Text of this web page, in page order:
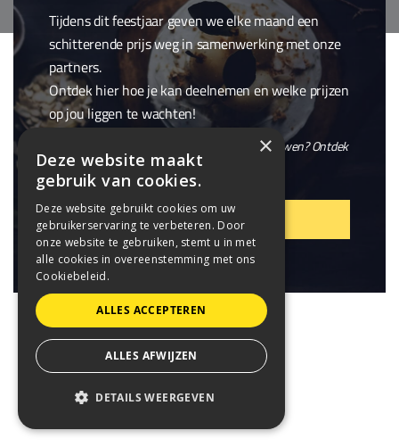
Tijdens dit feestjaar geven we elke maand een
schitterende prijs weg in samenwerking met onze
partners.
Ontdek hier hoe je kan deelnemen en welke prijzen
op jou liggen te wachten!
En wil je niet alleen winnen, maar ook meebouwen? Ontdek
onze openstaandevacatures.
VIER MEE!
×
Deze website maakt
gebruik van cookies.
Deze website gebruikt cookies om uw
gebruikerservaring te verbeteren. Door
onze website te gebruiken, stemt u in met
alle cookies in overeenstemming met ons
Cookiebeleid.
ALLES ACCEPTEREN
ALLES AFWIJZEN
DETAILS WEERGEVEN
STRIKT NOODZAKELIJK